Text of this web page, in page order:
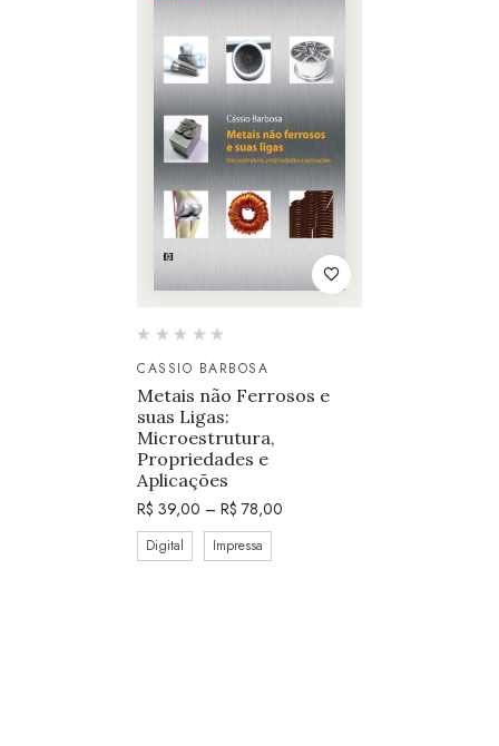
CASSIO BARBOSA
Metais não Ferrosos e
suas Ligas:
Microestrutura,
Propriedades e
Aplicações
R$ 39,00 – R$ 78,00
Digital Impressa